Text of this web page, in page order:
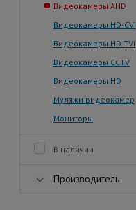
Видеокамеры AHD
Видеокамеры HD-CVI
Видеокамеры HD-TVI
Видеокамеры CCTV
Видеокамеры HD
Муляжи видеокамер
Мониторы
В наличии
Производитель